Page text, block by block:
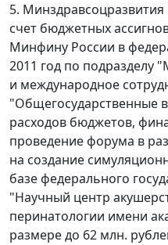
5.
счет бюджетных
Минфину России в
2011 год по
и международное
"Общегосударственные
расходов бюджетов,
проведение форума в
на создание
базе федерального
"Научный центр
перинатологии имени
размере до 62 млн.